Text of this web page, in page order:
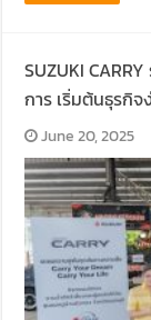
SUZUKI
การ เริ่มต้นธุรกิจ
June 20, 2025